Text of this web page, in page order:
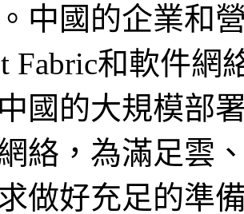
中國的企業和
Fabric和軟件
國的大規模部
絡，為滿足雲
做好充足的準